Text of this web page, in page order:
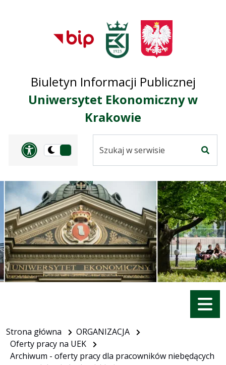
Przejdź do
głównego menu
Przejdź do treści
Przejdź do mapy
serwisu
Biuletyn Informacji Publicznej
Uniwersytet Ekonomiczny w
Krakowie
Panel dostosowania
Przełącz
ciemną
serwisie
Menu
Strona główna
ORGANIZACJA
Oferty pracy na UEK
Archiwum - oferty pracy dla pracowników niebędących